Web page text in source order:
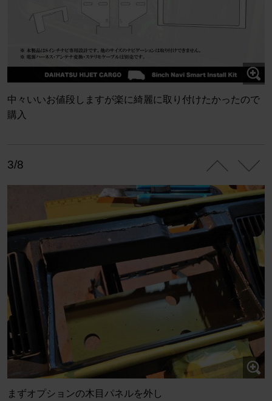
中々いいお値段しますが楽に綺麗に取り付けたかったので
購入
3/8
まずオプションの木目パネルを外し